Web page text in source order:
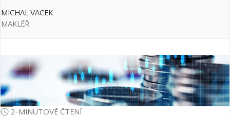
MICHAL VACEK
MAKLÉŘ
2-MINUTOVÉ ČTENÍ